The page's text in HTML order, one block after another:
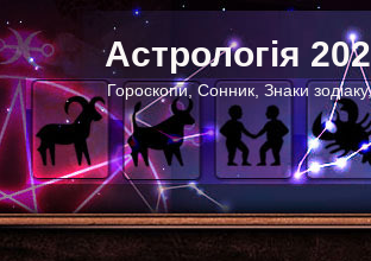
Астрологія
Гороскопи, Сонник, Знаки